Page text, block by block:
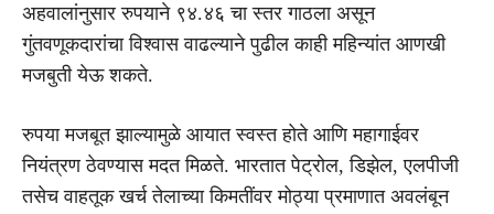
अहवालांनुसार रुपयाने ९४.४६ चा स्तर गाठला असून
गुंतवणूकदारांचा विश्वास वाढल्याने पुढील काही महिन्यांत आणखी
मजबुती येऊ शकते.
रुपया मजबूत झाल्यामुळे आयात स्वस्त होते आणि महागाईवर
नियंत्रण ठेवण्यास मदत मिळते. भारतात पेट्रोल, डिझेल, एलपीजी
तसेच वाहतूक खर्च तेलाच्या किमतींवर मोठ्या प्रमाणात अवलंबून